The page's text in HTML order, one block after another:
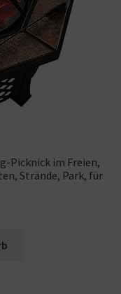
Picknick im Freien,
Strände, Park, für